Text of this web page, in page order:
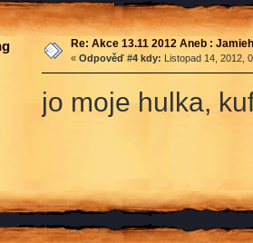
Re: Akce 13.11 2012 Aneb :
« Odpověď #4 kdy: Listopad 14, 2012,
jo moje hulka,